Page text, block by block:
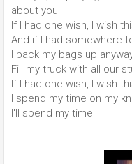
about you
If I had one wish, I wish
And if I had somewhere
I pack my bags up
Fill my truck with all our
If I had one wish, I wish
I spend my time on my
I'll spend my time